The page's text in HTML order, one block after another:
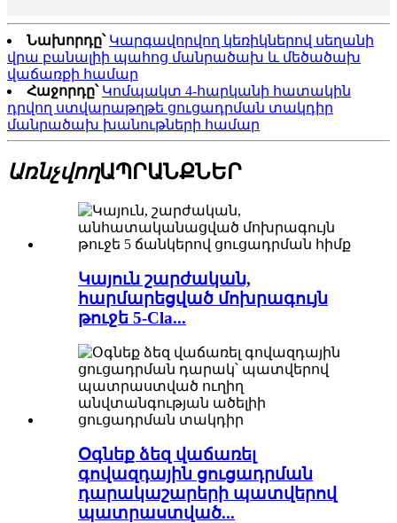
Նախորդը՝ Կարգավորվող կեռիկներով սեղանի
վրա բանալիի պահոց մանրածախ և մեծածախ
վաճառքի համար
Հաջորդը՝ Կոմպակտ 4-հարկանի հատակին
դրվող ստվարաթղթե ցուցադրման տակդիր
մանրածախ խանութների համար
ԱռնչվողԱՊՐԱՆՔՆԵՐ
Կայուն շարժական,
հարմարեցված մոխրագույն
թուջե 5-Cla...
Օգնեք ձեզ վաճառել
գովազդային ցուցադրման
դարակաշարերի պատվերով
պատրաստված...